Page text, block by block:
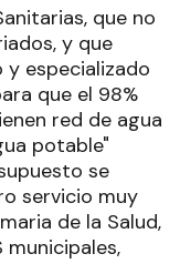
que no
y que
especializado
que el 98%
red de agua
potable"
se
servicio muy
de la Salud,
municipales,